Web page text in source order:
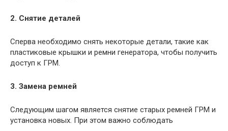
2. Снятие деталей
Сперва необходимо снять некоторые детали, такие как
пластиковые крышки и ремни генератора, чтобы получить
доступ к ГРМ.
3. Замена ремней
Следующим шагом является снятие старых ремней ГРМ и
установка новых. При этом важно соблюдать